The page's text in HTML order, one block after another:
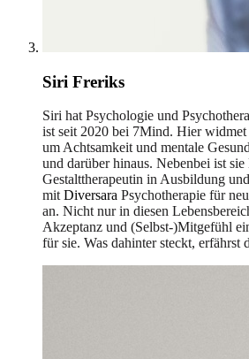
Siri Freriks
Siri hat Psychologie und
ist seit 2020 bei 7Mind. Hier widmet
um Achtsamkeit und mentale
und darüber hinaus. Nebenbei ist
Gestalttherapeutin in Ausbildung
mit Diversara Psychotherapie für
an. Nicht nur in diesen
Akzeptanz und (Selbst-)Mitgefühl
für sie. Was dahinter steckt, erfährst